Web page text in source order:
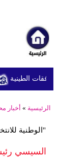
الرئيسية » أخبار
"الوطنية